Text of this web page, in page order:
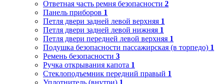
Ответная часть ремня безопасности 2
Панель приборов 1
Петля двери задней левой верхняя 1
Петля двери задней левой нижняя 1
Петля двери передней левой верхняя 1
Подушка безопасности пассажирская (в торпедо) 1
Ремень безопасности 3
Ручка открывания капота 1
Стеклоподъемник передний правый 1
Уплотнитель (внутри) 1